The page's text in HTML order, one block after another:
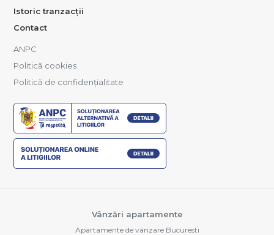
Istoric tranzacții
Contact
ANPC
Politică cookies
Politică de confidențialitate
Vânzări apartamente
Apartamente de vânzare Bucuresti